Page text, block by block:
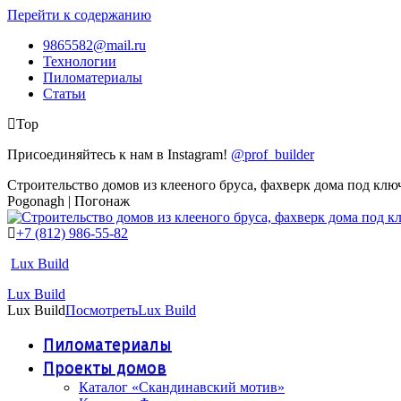
Перейти к содержанию
9865582@mail.ru
Технологии
Пиломатериалы
Статьи
Top
Присоединяйтесь к нам в Instagram! @prof_builder
Строительство домов из клееного бруса, фахверк дома под
Pogonagh | Погонаж
+7 (812) 986-55-82
Lux Build
Lux Build
Lux BuildПосмотретьLux Build
Пиломатериалы
Проекты домов
Каталог «Скандинавский мотив»